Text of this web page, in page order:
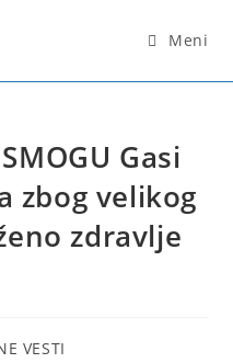
Meni
Gasi
zbog velikog
zdravlje
VESTI